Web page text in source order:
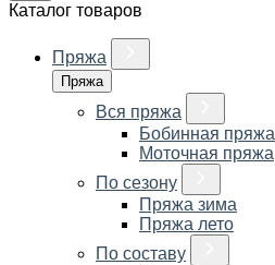
Каталог товаров
Пряжа
Пряжа
Вся пряжа
Бобинная пряжа
Моточная пряжа
По сезону
Пряжа зима
Пряжа лето
По составу